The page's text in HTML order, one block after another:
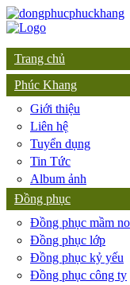
Trang chủ
Phúc Khang
Giới thiệu
Liên hệ
Tuyển dụng
Tin Tức
Album ảnh
Đồng phục
Đồng phục mầm
Đồng phục lớp
Đồng phục kỷ yếu
Đồng phục công ty